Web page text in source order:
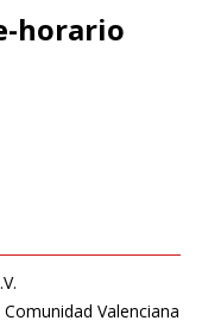
horario
Valenciana